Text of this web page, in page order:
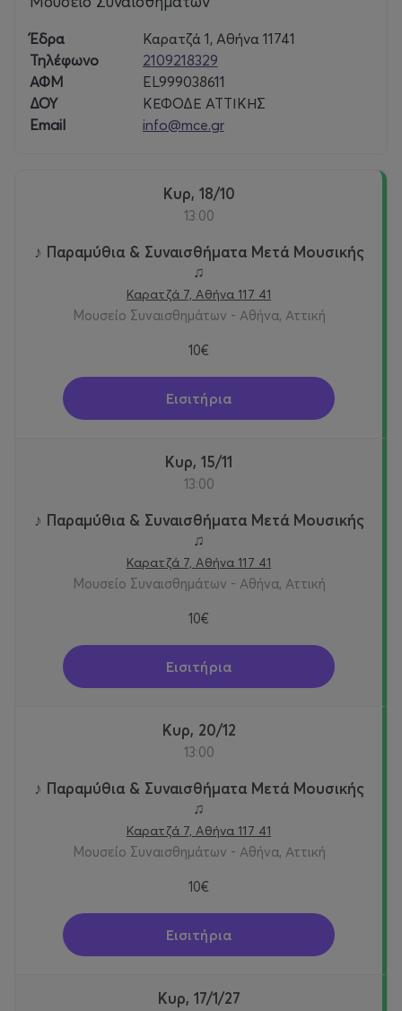
Έδρα
Καρατζά 1, Αθήνα 11741
Τηλέφωνο
2109218329
ΑΦΜ
EL999038611
ΔΟΥ
ΚΕΦΟΔΕ ΑΤΤΙΚΗΣ
Email
info@mce.gr
Κυρ, 18/10
13:00
♪ Παραμύθια & Συναισθήματα Μετά Μουσικής
♫
Καρατζά 7, Αθήνα 117 41
Μουσείο Συναισθημάτων - Αθήνα, Αττική
10€
Εισιτήρια
Κυρ, 15/11
13:00
♪ Παραμύθια & Συναισθήματα Μετά Μουσικής
♫
Καρατζά 7, Αθήνα 117 41
Μουσείο Συναισθημάτων - Αθήνα, Αττική
10€
Εισιτήρια
Κυρ, 20/12
13:00
♪ Παραμύθια & Συναισθήματα Μετά Μουσικής
♫
Καρατζά 7, Αθήνα 117 41
Μουσείο Συναισθημάτων - Αθήνα, Αττική
10€
Εισιτήρια
Κυρ, 17/1/27